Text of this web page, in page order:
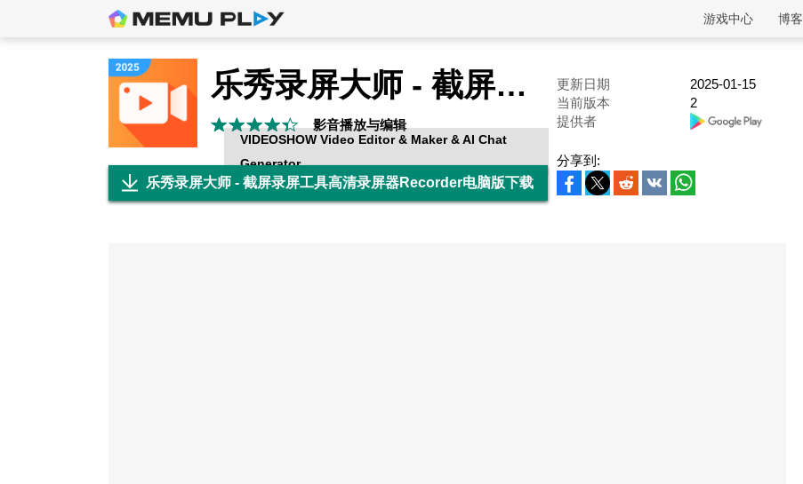
博客
游戏中心
乐秀录屏大师 - 截屏录屏工具高清录屏器Recorder
影音播放与编辑
VIDEOSHOW Video Editor & Maker & AI Chat
Generator
更新日期
2025-01-15
当前版本
2
提供者
乐秀录屏大师 - 截屏录屏工具高清录屏器Recorder电脑版下载
分享到: